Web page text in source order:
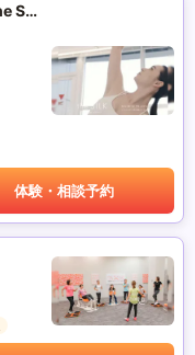
マシンピラティススタジオ ザ･シルク(the SILK)
体験・相談予約